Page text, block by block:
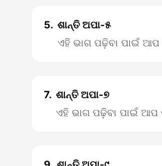
5. ଶାନ୍ତି ଅପା-୫
ଏହି ଭାଗ ପଢ଼ିବା ପାଇଁ
7. ଶାନ୍ତି ଅପା-୭
ଏହି ଭାଗ ପଢ଼ିବା ପାଇଁ